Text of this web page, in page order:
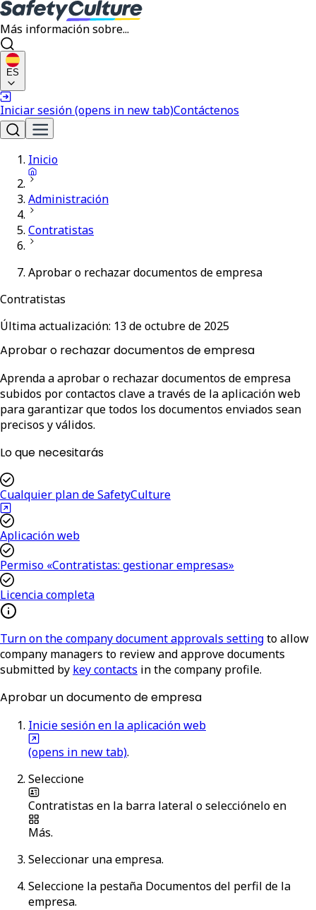
Más información sobre...
ES
Iniciar sesión(opens in new tab)Contáctenos
Inicio
Administración
Contratistas
Aprobar o rechazar documentos de empresa
Contratistas
Última actualización: 13 de octubre de 2025
Aprobar o rechazar documentos de empresa
Aprenda a aprobar o rechazar documentos de empresa
subidos por contactos clave a través de la aplicación web
para garantizar que todos los documentos enviados sean
precisos y válidos.
Lo que necesitarás
Cualquier plan de SafetyCulture
Aplicación web
Permiso «Contratistas: gestionar empresas»
Licencia completa
Turn on the company document approvals settingto allow
company managers to review and approve documents
submitted by key contacts in the company profile.
Aprobar un documento de empresa
Inicie sesión en la aplicación web
(opens in new tab).
Seleccione
Contratistas en la barra lateral o selecciónelo en
Más.
Seleccionar una empresa.
Seleccione la pestaña Documentos del perfil de la
empresa.